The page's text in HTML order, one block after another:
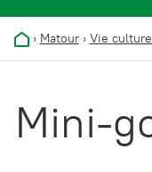
› Matour› Vie
Mini-